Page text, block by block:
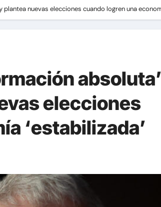
plantea nuevas elecciones cuando logren una
absoluta’
elecciones
‘estabilizada’